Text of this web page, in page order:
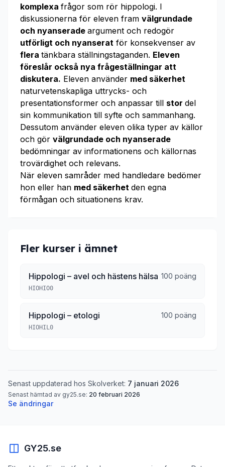
komplexa frågor som rör hippologi. I
diskussionerna för eleven fram välgrundade
och nyanserade argument och redogör
utförligt och nyanserat för konsekvenser av
flera tänkbara ställningstaganden. Eleven
föreslår också nya frågeställningar att
diskutera. Eleven använder med säkerhet
naturvetenskapliga uttrycks- och
presentationsformer och anpassar till stor del
sin kommunikation till syfte och sammanhang.
Dessutom använder eleven olika typer av källor
och gör välgrundade och nyanserade
bedömningar av informationens och källornas
trovärdighet och relevans.
När eleven samråder med handledare bedömer
hon eller han med säkerhet den egna
förmågan och situationens krav.
Fler kurser i ämnet
Hippologi – avel och hästens hälsa 100 poäng
HIOHIO0
Hippologi – etologi 100 poäng
HIOHIL0
Senast uppdaterad hos Skolverket: 7 januari 2026
Senast hämtad av gy25.se: 20 februari 2026
Se ändringar
GY25.se